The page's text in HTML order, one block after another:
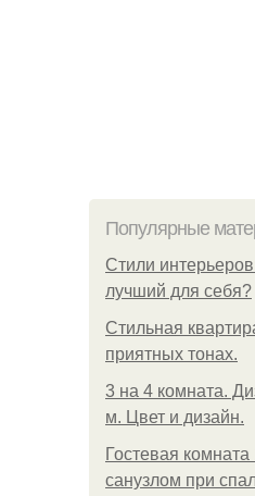
Популярные
Стили
лучший для себя?
Стильная
приятных тонах.
3 на 4 комната.
м. Цвет и дизайн.
Гостевая
санузлом при